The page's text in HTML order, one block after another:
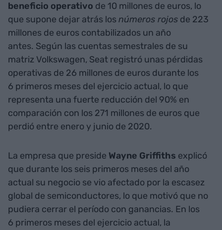
beneficio operativo de 10 millones de euros, lo
que supone dejar atrás losnúmeros rojos de 223
millones de euros contabilizados un año
antes. Según las cuentas semestrales de su
matriz Volkswagen, Seat registró unas pérdidas
operativas de 26 millones de euros durante los
6 primeros meses del ejercicio actual, lo que
representa una fuerte reducción del 90% en
comparación con los 271 millones de euros que
perdió entre enero y junio de 2020.
La empresa que preside Wayne Griffiths explicó
que durante los seis primeros meses del año
actual su negocio se vio afectado por la escasez
global de semiconductores, lo que motivó que no
pudiera cerrar el período con ganancias. En los
6 primeros meses del ejercicio actual, la